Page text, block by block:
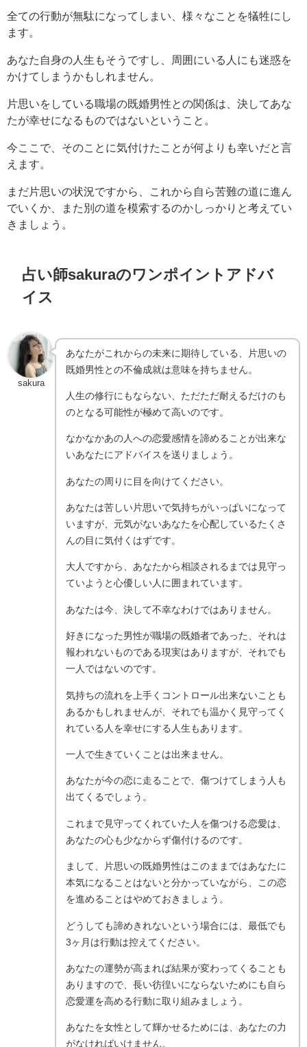
全ての行動が無駄になってしまい、様々なことを犠牲にし
ます。
あなた自身の人生もそうですし、周囲にいる人にも迷惑を
かけてしまうかもしれません。
片思いをしている職場の既婚男性との関係は、決してあな
たが幸せになるものではないということ。
今ここで、そのことに気付けたことが何よりも幸いだと言
えます。
まだ片思いの状況ですから、これから自ら苦難の道に進ん
でいくか、また別の道を模索するのかしっかりと考えてい
きましょう。
占い師sakuraのワンポイントアドバ
イス
sakura
あなたがこれからの未来に期待している、片思いの
既婚男性との不倫成就は意味を持ちません。
人生の修行にもならない、ただただ耐えるだけのも
のとなる可能性が極めて高いのです。
なかなかあの人への恋愛感情を諦めることが出来な
いあなたにアドバイスを送りましょう。
あなたの周りに目を向けてください。
あなたは苦しい片思いで気持ちがいっぱいになって
いますが、元気がないあなたを心配しているたくさ
んの目に気付くはずです。
大人ですから、あなたから相談されるまでは見守っ
ていようと心優しい人に囲まれています。
あなたは今、決して不幸なわけではありません。
好きになった男性が職場の既婚者であった、それは
報われないものである現実はありますが、それでも
一人ではないのです。
気持ちの流れを上手くコントロール出来ないことも
あるかもしれませんが、それでも温かく見守ってく
れている人を幸せにする人生もあります。
一人で生きていくことは出来ません。
あなたが今の恋に走ることで、傷つけてしまう人も
出てくるでしょう。
これまで見守ってくれていた人を傷つける恋愛は、
あなたの心も少なからず傷付けるのです。
まして、片思いの既婚男性はこのままではあなたに
本気になることはないと分かっていながら、この恋
を進めることはやめておきましょう。
どうしても諦めきれないという場合には、最低でも
3ヶ月は行動は控えてください。
あなたの運勢が高まれば結果が変わってくることも
ありますので、長い彷徨いにならないためにも自ら
恋愛運を高める行動に取り組みましょう。
あなたを女性として輝かせるためには、あなたの力
がなければいけません。